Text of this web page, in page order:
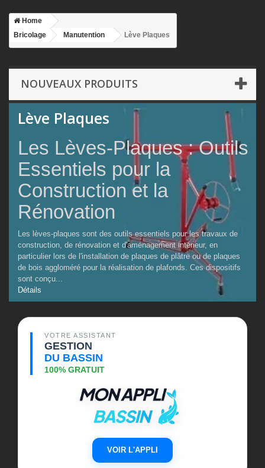
Home
Bricolage
Manutention Lève Plaques
NOUVEAUX PRODUITS
Lève Plaques
Les Lèves-Plaques : Outils
Essentiels pour la
Construction et la
Rénovation
Les lèves-plaques sont des outils essentiels pour les travaux de
construction, de rénovation et d'aménagement intérieur, en
particulier lors de l'installation de plaques de plâtre ou de plaques
de bois aggloméré pour la réalisation de plafonds. Ces dispositifs
sont conçu...
Détails
VOTRE ASSISTANT
GESTION
DU BASSIN
100% GRATUIT
VOIR L'APPLI